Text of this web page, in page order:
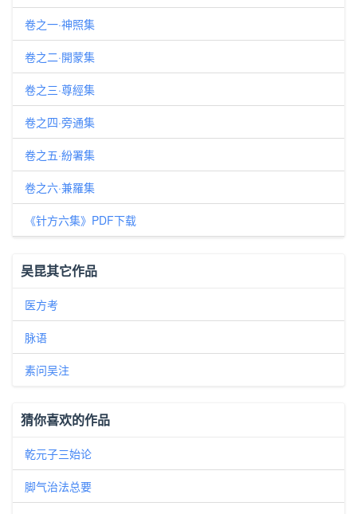
卷之一·神照集
卷之二·開蒙集
卷之三·尊經集
卷之四·旁通集
卷之五·紛署集
卷之六·兼羅集
《针方六集》PDF下载
吴昆其它作品
医方考
脉语
素问吴注
猜你喜欢的作品
乾元子三始论
脚气治法总要